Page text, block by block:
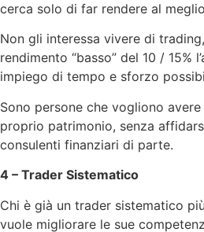
cerca solo di far rendere al
Non gli interessa vivere di
rendimento “basso” del 10 / 15%
impiego di tempo e sforzo
Sono persone che vogliono
proprio patrimonio, senza
consulenti finanziari di parte.
4 – Trader Sistematico
Chi è già un trader sistematico
vuole migliorare le sue